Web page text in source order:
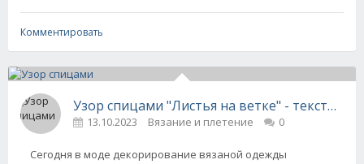
Комментировать
Узор спицами "Листья на ветке" -
13.10.2023 Вязание и плетение 0
Сегодня в моде декорирование вязаной одежды